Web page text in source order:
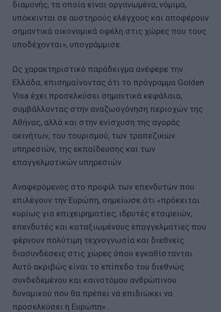
διαμονής, τα οποία είναι οργανωμένα, νόμιμα,
υπόκεινται σε αυστηρούς ελέγχους και αποφέρουν
σημαντικά οικονομικά οφέλη στις χώρες που τους
υποδέχονται», υπογράμμισε.
Ως χαρακτηριστικό παράδειγμα ανέφερε την
Ελλάδα, επισημαίνοντας ότι το πρόγραμμα Golden
Visa έχει προσελκύσει σημαντικά κεφάλαια,
συμβάλλοντας στην αναζωογόνηση περιοχών της
Αθήνας, αλλά και στην ενίσχυση της αγοράς
ακινήτων, του τουρισμού, των τραπεζικών
υπηρεσιών, της εκπαίδευσης και των
επαγγελματικών υπηρεσιών.
Αναφερόμενος στο προφίλ των επενδυτών που
επιλέγουν την Ευρώπη, σημείωσε ότι «πρόκειται
κυρίως για επιχειρηματίες, ιδρυτές εταιρειών,
επενδυτές και καταξιωμένους επαγγελματίες που
φέρνουν πολύτιμη τεχνογνωσία και διεθνείς
διασυνδέσεις στις χώρες όπου εγκαθίστανται.
Αυτό ακριβώς είναι το επίπεδο του διεθνώς
συνδεδεμένου και καινοτόμου ανθρώπινου
δυναμικού που θα πρέπει να επιδιώκει να
προσελκύσει η Ευρώπη».